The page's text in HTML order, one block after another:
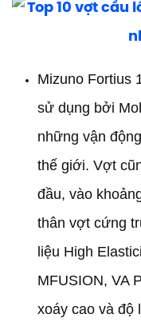
Mizuno Fortius
sử dụng bởi
những vận
thế giới. Vợt
đầu, vào
thân vợt cứng
liệu High
MFUSION, VA
xoáy cao và độ